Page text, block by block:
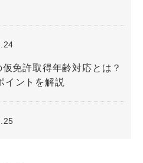
免許取得年齢対応とは？
イントを解説